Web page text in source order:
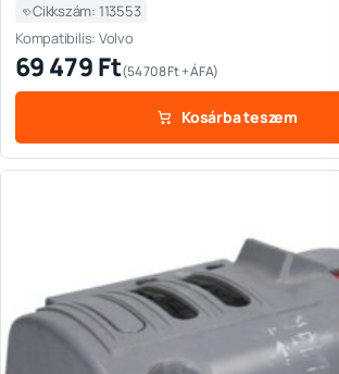
Cikkszám: 113553
Kompatibilis: Volvo
69 479Ft(54 708Ft+ ÁFA)
Kosárba teszem